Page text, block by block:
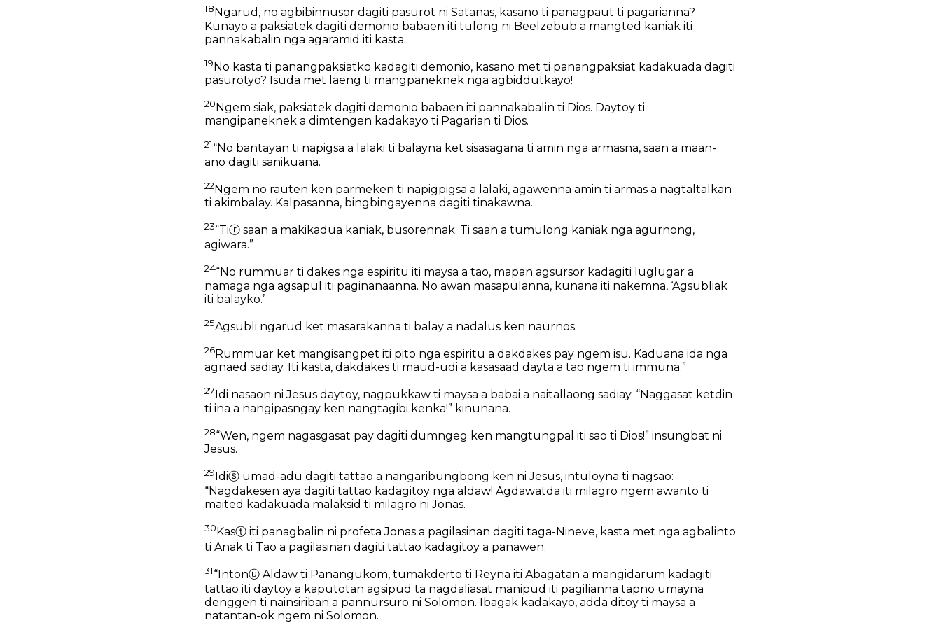
18 Ngarud, no agbibinnusor dagiti pasurot ni Satanas, kasano ti panagpaut ti pagarianna?
Kunayo a paksiatek dagiti demonio babaen iti tulong ni Beelzebub a mangted kaniak iti
pannakabalin nga agaramid iti kasta.
19No kasta ti panangpaksiatko kadagiti demonio, kasano met ti panangpaksiat kadakuada dagiti
pasurotyo? Isuda met laeng ti mangpaneknek nga agbiddutkayo!
20 Ngem siak, paksiatek dagiti demonio babaen iti pannakabalin ti Dios. Daytoy ti
mangipaneknek a dimtengen kadakayo ti Pagarian ti Dios.
21“No bantayan ti napigsa a lalaki ti balayna ket sisasagana ti amin nga armasna, saan a maan-
ano dagiti sanikuana.
22Ngem no rauten ken parmeken ti napigpigsa a lalaki, agawenna amin ti armas a nagtaltalkan
ti akimbalay. Kalpasanna, bingbingayenna dagiti tinakawna.
23“Tiⓡ saan a makikadua kaniak, busorennak. Ti saan a tumulong kaniak nga agurnong,
agiwara.”
24“No rummuar ti dakes nga espiritu iti maysa a tao, mapan agsursor kadagiti luglugar a
namaga nga agsapul iti paginanaanna. No awan masapulanna, kunana iti nakemna, ‘Agsubliak
iti balayko.’
25Agsubli ngarud ket masarakanna ti balay a nadalus ken naurnos.
26Rummuar ket mangisangpet iti pito nga espiritu a dakdakes pay ngem isu. Kaduana ida nga
agnaed sadiay. Iti kasta, dakdakes ti maud-udi a kasasaad dayta a tao ngem ti immuna.”
27 Idi nasaon ni Jesus daytoy, nagpukkaw ti maysa a babai a naitallaong sadiay. “Naggasat ketdin
ti ina a nangipasngay ken nangtagibi kenka!” kinunana.
28“Wen, ngem nagasgasat pay dagiti dumngeg ken mangtungpal iti sao ti Dios!” insungbat ni
Jesus.
29 Idiⓢ umad-adu dagiti tattao a nangaribungbong ken ni Jesus, intuloyna ti nagsao:
“Nagdakesen aya dagiti tattao kadagitoy nga aldaw! Agdawatda iti milagro ngem awanto ti
maited kadakuada malaksid ti milagro ni Jonas.
30 Kasⓣ iti panagbalin ni profeta Jonas a pagilasinan dagiti taga-Nineve, kasta met nga agbalinto
ti Anak ti Tao a pagilasinan dagiti tattao kadagitoy a panawen.
31“Intonⓤ Aldaw ti Panangukom, tumakderto ti Reyna iti Abagatan a mangidarum kadagiti
tattao iti daytoy a kaputotan agsipud ta nagdaliasat manipud iti pagilianna tapno umayna
denggen ti nainsiriban a pannursuro ni Solomon. Ibagak kadakayo, adda ditoy ti maysa a
natantan-ok ngem ni Solomon.